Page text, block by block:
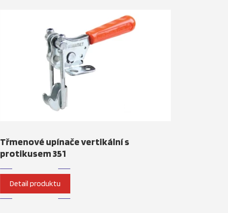
Třmenové upínače vertikální s
protikusem 351
Detail produktu